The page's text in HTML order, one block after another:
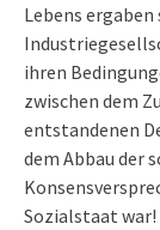
Lebens
ihren
zwischen dem
entstandenen
dem Abbau der
Sozialstaat